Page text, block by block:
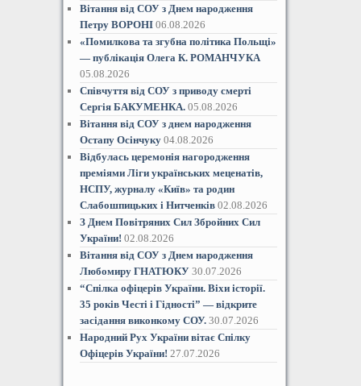
Вітання від СОУ з Днем народження
Петру ВОРОНІ 06.08.2026
«Помилкова та згубна політика Польщі»
— публікація Олега К. РОМАНЧУКА
05.08.2026
Співчуття від СОУ з приводу смерті
Сергія БАКУМЕНКА. 05.08.2026
Вітання від СОУ з днем народження
Остапу Осінчуку 04.08.2026
Відбулась церемонія нагородження
преміями Ліги українських меценатів,
НСПУ, журналу «Київ» та родин
Слабошпицьких і Нитченків 02.08.2026
З Днем Повітряних Сил Збройних Сил
України! 02.08.2026
Вітання від СОУ з Днем народження
Любомиру ГНАТЮКУ 30.07.2026
“Спілка офіцерів України. Віхи історії.
35 років Честі і Гідностіˮ — відкрите
засідання виконкому СОУ. 30.07.2026
Народний Рух України вітає Спілку
Офіцерів України! 27.07.2026